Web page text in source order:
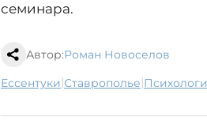
семинара.
Автор:Роман Новоселов
Ессентуки| Ставрополье| психологи